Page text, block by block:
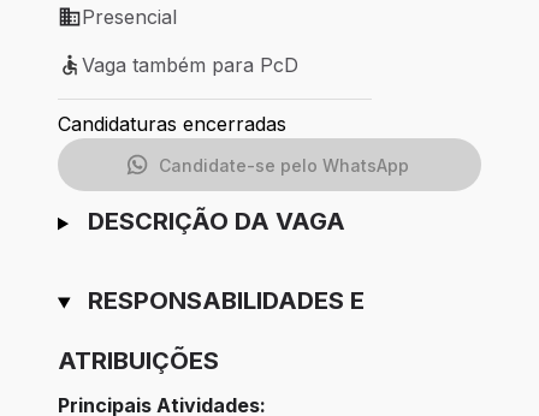
Modelo de trabalho: Presencial
Presencial
Vaga também para PcD
Vaga também para PcD
Candidaturas encerradas
Candidate-se pelo WhatsApp
DESCRIÇÃO DA VAGA
RESPONSABILIDADES E
ATRIBUIÇÕES
Principais Atividades: